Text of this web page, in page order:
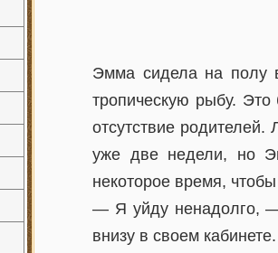
Эмма сидела на полу
тропическую рыбу.
отсутствие
уже две недели, но
некоторое время,
— Я уйду ненадолго,
внизу в своем кабинете.